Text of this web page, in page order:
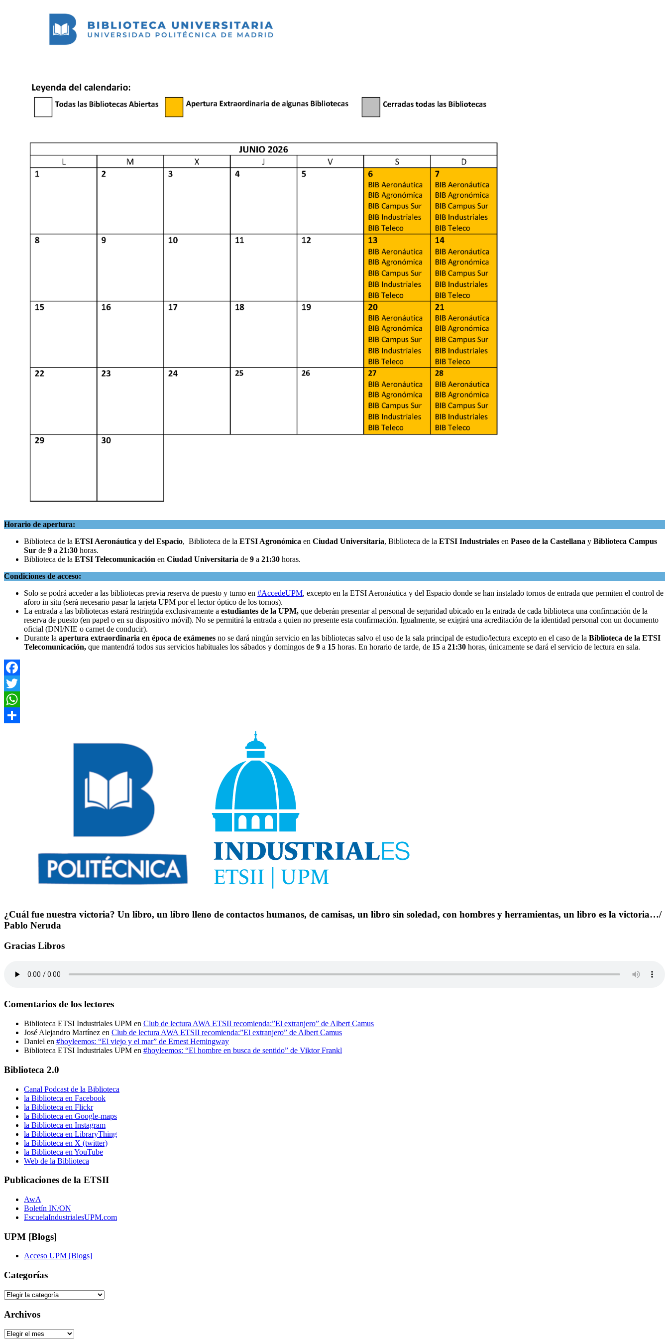
Horario de apertura:
Biblioteca de la ETSI Aeronáutica y del Espacio, Biblioteca de la ETSI Agronómica en Ciudad Universitaria, Biblioteca de la ETSI Industriales en Paseo de la Castellana y Biblioteca Campus
Sur de 9 a 21:30 horas.
Biblioteca de la ETSI Telecomunicación en Ciudad Universitaria de 9 a 21:30 horas.
Condiciones de acceso:
Solo se podrá acceder a las bibliotecas previa reserva de puesto y turno en #AccedeUPM, excepto en la ETSI Aeronáutica y del Espacio donde se han instalado tornos de entrada que permiten el control de
aforo in situ (será necesario pasar la tarjeta UPM por el lector óptico de los tornos).
La entrada a las bibliotecas estará restringida exclusivamente a estudiantes de la UPM, que deberán presentar al personal de seguridad ubicado en la entrada de cada biblioteca una confirmación de la
reserva de puesto (en papel o en su dispositivo móvil). No se permitirá la entrada a quien no presente esta confirmación. Igualmente, se exigirá una acreditación de la identidad personal con un documento
oficial (DNI/NIE o carnet de conducir).
Durante la apertura extraordinaria en época de exámenes no se dará ningún servicio en las bibliotecas salvo el uso de la sala principal de estudio/lectura excepto en el caso de la Biblioteca de la ETSI
Telecomunicación, que mantendrá todos sus servicios habituales los sábados y domingos de 9 a 15 horas. En horario de tarde, de 15 a 21:30 horas, únicamente se dará el servicio de lectura en sala.
Facebook
Twitter
WhatsApp
¿Cuál fue nuestra victoria? Un libro, un libro lleno de contactos humanos, de camisas, un libro sin soledad, con hombres y herramientas, un libro es la victoria…/
Pablo Neruda
Gracias Libros
Comentarios de los lectores
Biblioteca ETSI Industriales UPM en Club de lectura AWA ETSII recomienda:”El extranjero” de Albert Camus
José Alejandro Martínez en Club de lectura AWA ETSII recomienda:”El extranjero” de Albert Camus
Daniel en #hoyleemos: “El viejo y el mar” de Ernest Hemingway
Biblioteca ETSI Industriales UPM en #hoyleemos: “El hombre en busca de sentido” de Viktor Frankl
Biblioteca 2.0
Canal Podcast de la Biblioteca
la Biblioteca en Facebook
la Biblioteca en Flickr
la Biblioteca en Google-maps
la Biblioteca en Instagram
la Biblioteca en LibraryThing
la Biblioteca en X (twitter)
la Biblioteca en YouTube
Web de la Biblioteca
Publicaciones de la ETSII
AwA
Boletín IN/ON
EscuelaIndustrialesUPM.com
UPM [Blogs]
Acceso UPM [Blogs]
Categorías
Categorías
Archivos
Archivos